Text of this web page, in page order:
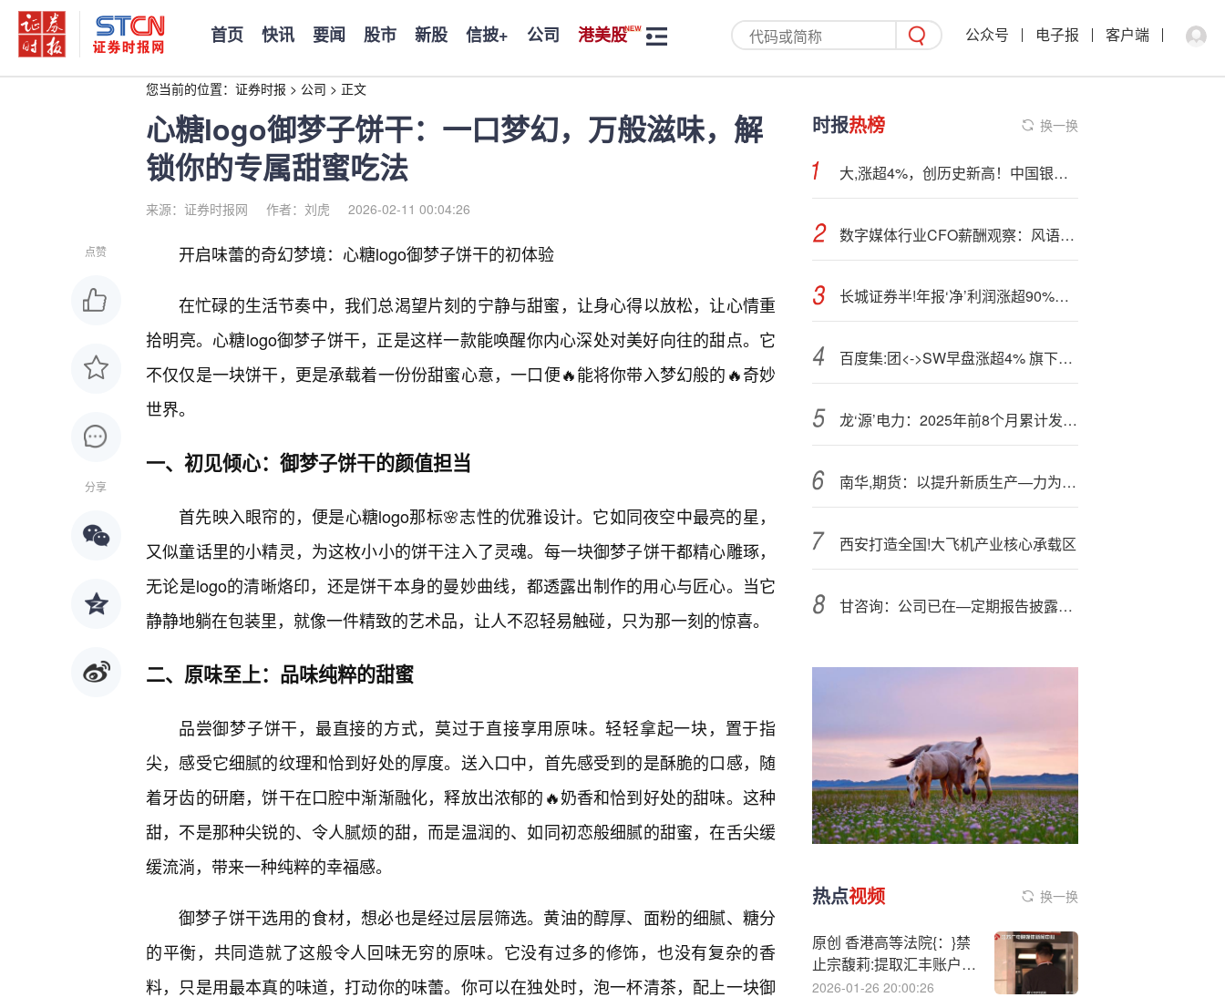
首页 快讯 要闻 股市 新股 信披+ 公司 港美股 公众号 电子报 客户端
您当前的位置： 证券时报 > 公司 > 正文
心糖logo御梦子饼干：一口梦幻，万般滋味，解
锁你的专属甜蜜吃法
来源：证券时报网 作者：刘虎 2026-02-11 00:04:26
点赞
分享
开启味蕾的奇幻梦境：心糖logo御梦子饼干的初体验
在忙碌的生活节奏中，我们总渴望片刻的宁静与甜蜜，让身心得以放松，让心情重
拾明亮。心糖logo御梦子饼干，正是这样一款能唤醒你内心深处对美好向往的甜点。它
不仅仅是一块饼干，更是承载着一份份甜蜜心意，一口便🔥能将你带入梦幻般的🔥奇妙
世界。
一、初见倾心：御梦子饼干的颜值担当
首先映入眼帘的，便是心糖logo那标🌸志性的优雅设计。它如同夜空中最亮的星，
又似童话里的小精灵，为这枚小小的饼干注入了灵魂。每一块御梦子饼干都精心雕琢，
无论是logo的清晰烙印，还是饼干本身的曼妙曲线，都透露出制作的用心与匠心。当它
静静地躺在包装里，就像一件精致的艺术品，让人不忍轻易触碰，只为那一刻的惊喜。
二、原味至上：品味纯粹的甜蜜
品尝御梦子饼干，最直接的方式，莫过于直接享用原味。轻轻拿起一块，置于指
尖，感受它细腻的纹理和恰到好处的厚度。送入口中，首先感受到的是酥脆的口感，随
着牙齿的研磨，饼干在口腔中渐渐融化，释放出浓郁的🔥奶香和恰到好处的甜味。这种
甜，不是那种尖锐的、令人腻烦的甜，而是温润的、如同初恋般细腻的甜蜜，在舌尖缓
缓流淌，带来一种纯粹的幸福感。
御梦子饼干选用的食材，想必也是经过层层筛选。黄油的醇厚、面粉的细腻、糖分
的平衡，共同造就了这般令人回味无穷的原味。它没有过多的修饰，也没有复杂的香
料，只是用最本真的味道，打动你的味蕾。你可以在独处时，泡一杯清茶，配上一块御
时报热榜 换一换
大,涨超4%，创历史新高！中国银行回应：基本面支撑下股价得到合理反映
数字媒体行业CFO薪酬观察：风语筑{收}入:大幅下滑 最年轻CFO肖圣选年薪54.37万元 比行业平均薪酬低40.41%
长城证券半!年报‘净’利润涨超90%，董事段一萍因工作调整辞职
百度集:团<->SW早盘涨超4% 旗下萝卜快跑周订单量突破25万单
龙‘源’电力：2025年前8个月累计发电量5125.46万兆瓦时 同比基本持平
南华,期货：以提升新质生产—力为抓手 推进期货行业服务创新
西安打造全国!大飞机产业核心承载区
甘咨询：公司已在—定期报告披露主要研发项目
热点视频 换一换
原创 香港高等法院{：}禁
止宗馥莉:提取汇丰账户资
产
2026-01-26 20:00:26